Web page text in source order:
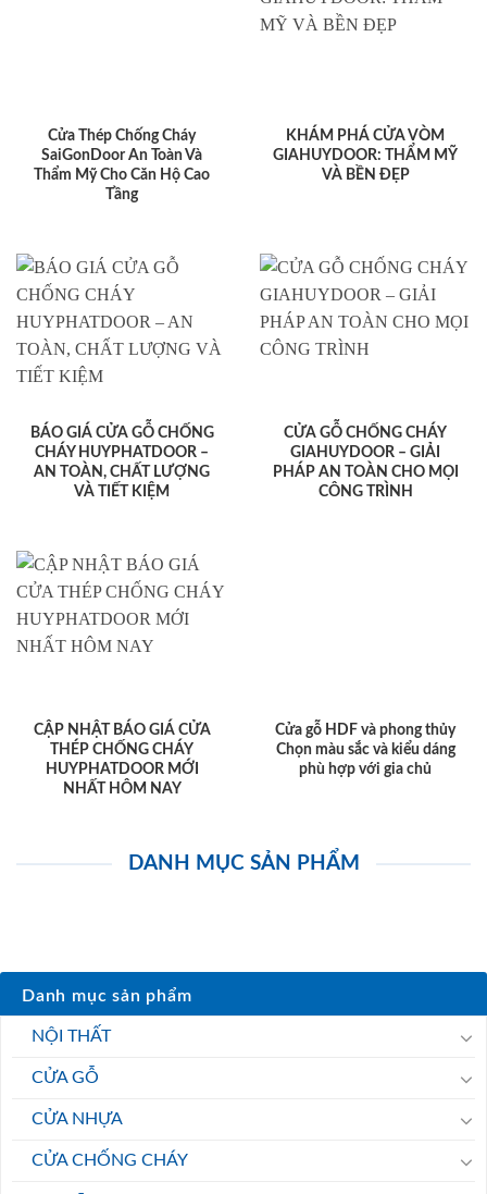
Cửa Thép Chống Cháy
SaiGonDoor An Toàn Và
Thẩm Mỹ Cho Căn Hộ Cao
Tầng
KHÁM PHÁ CỬA VÒM
GIAHUYDOOR: THẨM MỸ
VÀ BỀN ĐẸP
BÁO GIÁ CỬA GỖ CHỐNG
CHÁY HUYPHATDOOR –
AN TOÀN, CHẤT LƯỢNG
VÀ TIẾT KIỆM
CỬA GỖ CHỐNG CHÁY
GIAHUYDOOR – GIẢI
PHÁP AN TOÀN CHO MỌI
CÔNG TRÌNH
CẬP NHẬT BÁO GIÁ CỬA
THÉP CHỐNG CHÁY
HUYPHATDOOR MỚI
NHẤT HÔM NAY
Cửa gỗ HDF và phong thủy
Chọn màu sắc và kiểu dáng
phù hợp với gia chủ
DANH MỤC SẢN PHẨM
Danh mục sản phẩm
NỘI THẤT
CỬA GỖ
CỬA NHỰA
CỬA CHỐNG CHÁY